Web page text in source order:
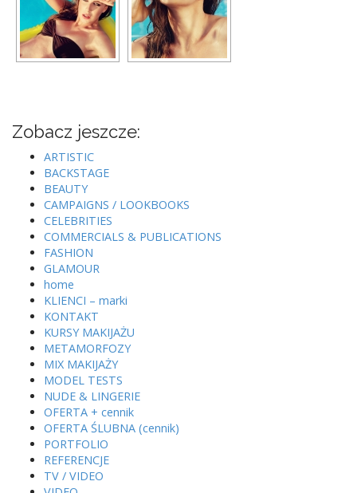
Zobacz jeszcze:
ARTISTIC
BACKSTAGE
BEAUTY
CAMPAIGNS / LOOKBOOKS
CELEBRITIES
COMMERCIALS & PUBLICATIONS
FASHION
GLAMOUR
home
KLIENCI – marki
KONTAKT
KURSY MAKIJAŻU
METAMORFOZY
MIX MAKIJAŻY
MODEL TESTS
NUDE & LINGERIE
OFERTA + cennik
OFERTA ŚLUBNA (cennik)
PORTFOLIO
REFERENCJE
TV / VIDEO